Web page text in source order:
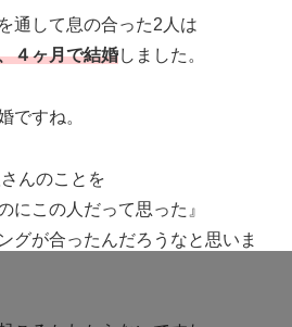
通して息の合った2人は
４ヶ月で結婚しました。
ですね。
んのことを
にこの人だって思った』
グが合ったんだろうなと思いま